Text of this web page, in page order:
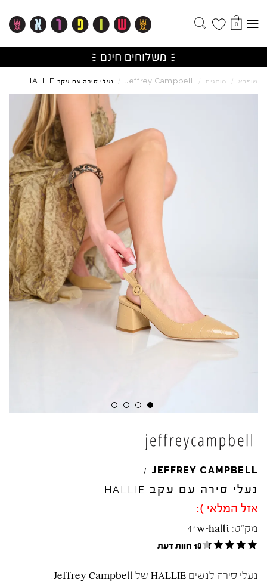
0
שופרא / מותגים /
Jeffrey Campbell
/ נעלי סירה עם עקב HALLIE
JEFFREY CAMPBELL
/
נעלי סירה עם עקב HALLIE
אזל המלאי ):
מק"ט: 41w-halli
18 חוות דעת
נעלי סירה לנשים HALLIE של Jeffrey Campbell.